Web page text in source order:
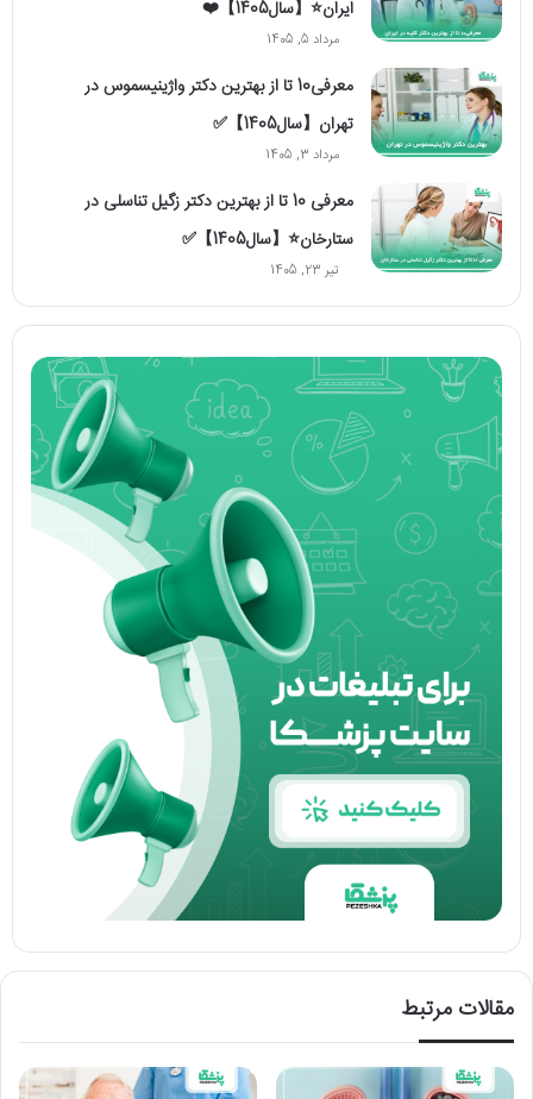
ایران⭐【سال1405】❤️
مرداد 5, 1405
معرفی10 تا از بهترین دکتر واژینیسموس در
تهران【سال1405】✅
مرداد 3, 1405
معرفی 10 تا از بهترین دکتر زگیل تناسلی در
ستارخان⭐【سال1405】✅
تیر 23, 1405
مقالات مرتبط